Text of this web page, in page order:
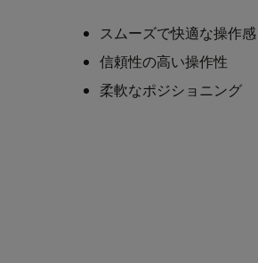
スムーズで快適な操作感
信頼性の高い操作性
柔軟なポジショニング